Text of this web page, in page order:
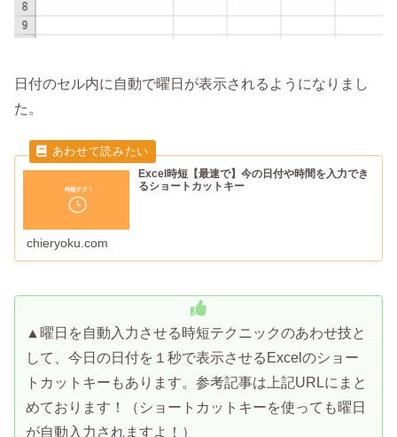
日付のセル内に自動で曜日が表示されるようになりまし
た。
Excel時短【最速で】今の日付や時間を入力でき
るショートカットキー
chieryoku.com
▲曜日を自動入力させる時短テクニックのあわせ技と
して、今日の日付を１秒で表示させるExcelのショー
トカットキーもあります。参考記事は上記URLにまと
めております！（ショートカットキーを使っても曜日
が自動入力されますよ！）